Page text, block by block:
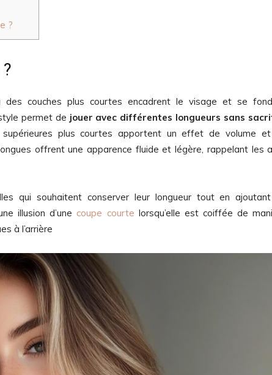
?
des couches plus courtes encadrent le visage et se
permet de jouer avec différentes longueurs sans
supérieures plus courtes apportent un effet de volume
offrent une apparence fluide et légère, rappelant les
qui souhaitent conserver leur longueur tout en
illusion d’une coupe courte lorsqu’elle est coiffée de
à l’arrière​